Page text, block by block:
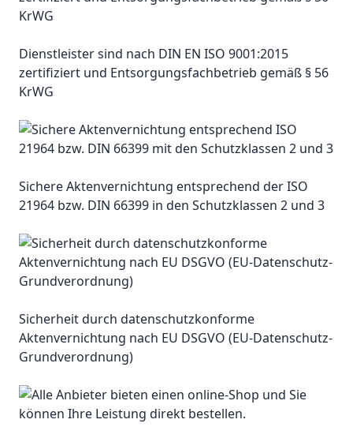
Dienstleister sind nach DIN EN ISO 9001:2015
zertifiziert und Entsorgungsfachbetrieb gemäß § 56
KrWG
Sichere Aktenvernichtung entsprechend der ISO
21964 bzw. DIN 66399 in den Schutzklassen 2 und 3
Sicherheit durch datenschutzkonforme
Aktenvernichtung nach EU DSGVO (EU-Datenschutz-
Grundverordnung)